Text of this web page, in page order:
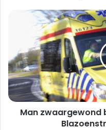
vrouw
Rotterdam
Den
Haag
zwaargewond
schietpartij
op
straat
|
Blazoenstraat
Rotterdam
Man